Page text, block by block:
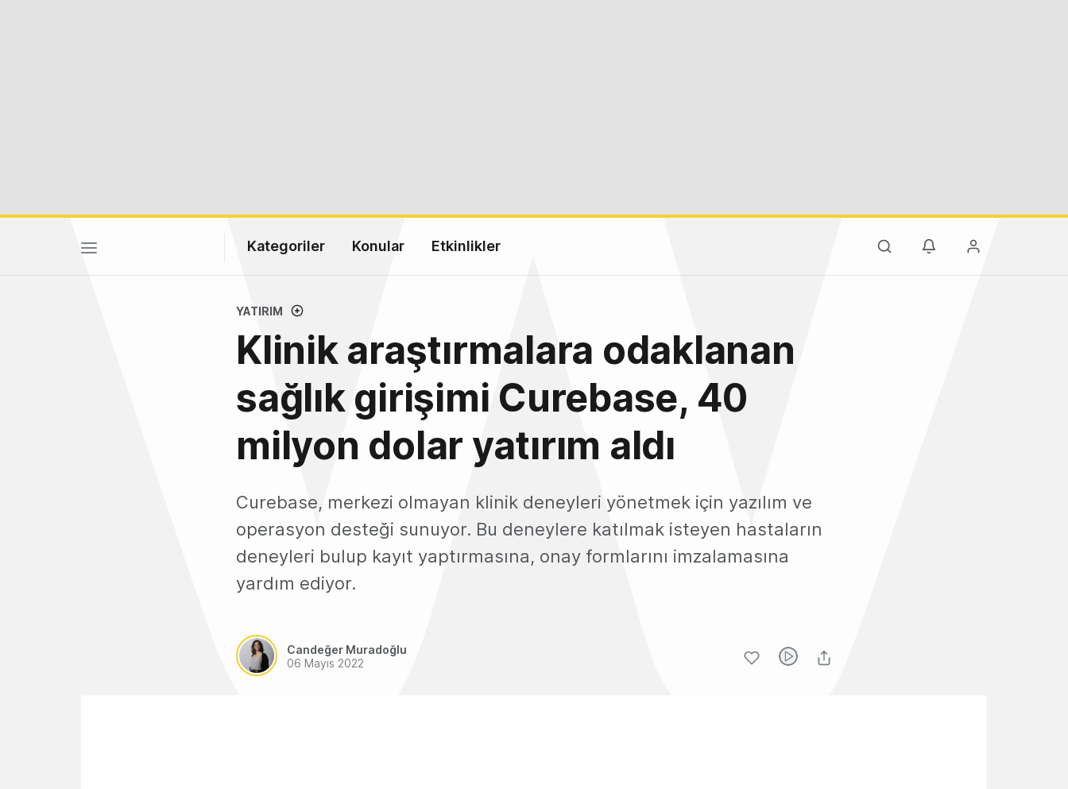
Kategoriler Konular Etkinlikler
YATIRIM
Klinik araştırmalara odaklanan
sağlık girişimi Curebase, 40
milyon dolar yatırım aldı
Curebase, merkezi olmayan klinik deneyleri yönetmek için yazılım ve
operasyon desteği sunuyor. Bu deneylere katılmak isteyen hastaların
deneyleri bulup kayıt yaptırmasına, onay formlarını imzalamasına
yardım ediyor.
Candeğer Muradoğlu
06 Mayıs 2022